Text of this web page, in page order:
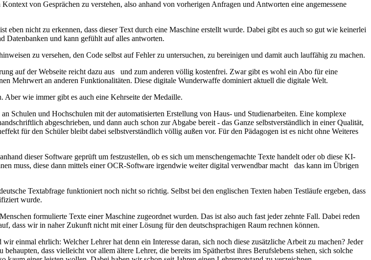
von Gesprächen zu verstehen, also anhand von vorherigen Anfragen und Antworten eine angemessene
nicht zu erkennen, dass dieser Text durch eine Maschine erstellt wurde. Dabei gibt es auch so gut wie keinerlei
Datenbanken und kann gefühlt auf alles antworten.
zu versehen, den Code selbst auf Fehler zu untersuchen, zu bereinigen und damit auch lauffähig zu machen.
auf der Webseite reicht dazu aus und zum anderen völlig kostenfrei. Zwar gibt es wohl ein Abo für eine
Mehrwert an anderen Funktionalitäten. Diese digitale Wunderwaffe dominiert aktuell die digitale Welt.
Aber wie immer gibt es auch eine Kehrseite der Medaille.
Schulen und Hochschulen mit der automatisierten Erstellung von Haus- und Studienarbeiten. Eine komplexe
abgeschrieben, und dann auch schon zur Abgabe bereit - das Ganze selbstverständlich in einer Qualität,
für den Schüler bleibt dabei selbstverständlich völlig außen vor. Für den Pädagogen ist es nicht ohne Weiteres
dieser Software geprüft um festzustellen, ob es sich um menschengemachte Texte handelt oder ob diese KI-
muss, diese dann mittels einer OCR-Software irgendwie weiter digital verwendbar macht das kann im Übrigen
Textabfrage funktioniert noch nicht so richtig. Selbst bei den englischen Texten haben Testläufe ergeben, dass
wurde.
formulierte Texte einer Maschine zugeordnet wurden. Das ist also auch fast jeder zehnte Fall. Dabei reden
dass wir in naher Zukunft nicht mit einer Lösung für den deutschsprachigen Raum rechnen können.
einmal ehrlich: Welcher Lehrer hat denn ein Interesse daran, sich noch diese zusätzliche Arbeit zu machen? Jeder
dass vielleicht vor allem ältere Lehrer, die bereits im Spätherbst ihres Berufslebens stehen, sich solche